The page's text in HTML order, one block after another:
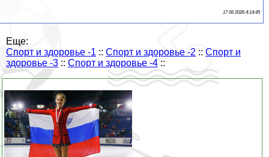
17 06 2026 4:14:45
Еще:
Спорт и здоровье -1 :: Спорт и здоровье -2 :: Спорт и
здоровье -3 :: Спорт и здоровье -4 ::